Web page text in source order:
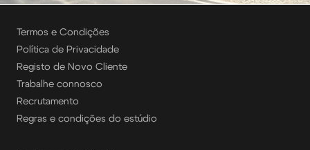
Termos e Condições
Política de Privacidade
Registo de Novo Cliente
Trabalhe connosco
Recrutamento
Regras e condições do estúdio